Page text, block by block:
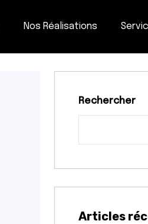
Nos Réalisations
Rechercher
Articles